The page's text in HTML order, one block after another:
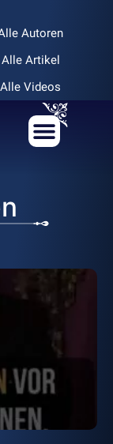
Autoren
Alle Artikel
Alle Videos